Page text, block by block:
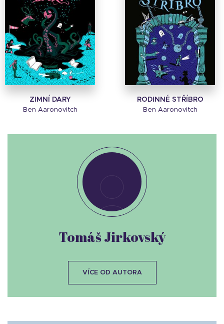
ZIMNÍ DARY
Ben Aaronovitch
RODINNÉ STŘÍBRO
Ben Aaronovitch
Tomáš Jirkovský
VÍCE OD AUTORA